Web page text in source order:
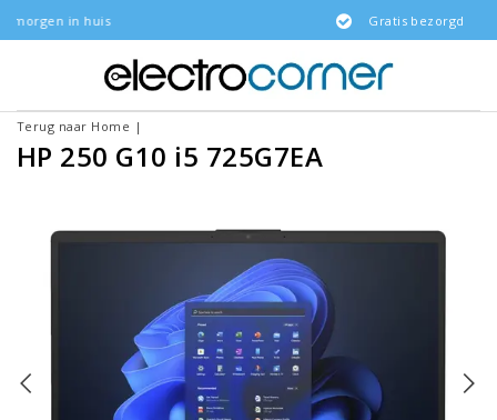
Gratis bezorgd
Terug naar Home |
HP 250 G10 i5 725G7EA